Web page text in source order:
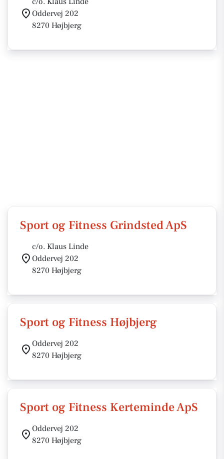
Oddervej 202
8270 Højbjerg
Sport og Fitness Grindsted ApS
c/o. Klaus Linde
Oddervej 202
8270 Højbjerg
Sport og Fitness Højbjerg
Oddervej 202
8270 Højbjerg
Sport og Fitness Kerteminde ApS
Oddervej 202
8270 Højbjerg